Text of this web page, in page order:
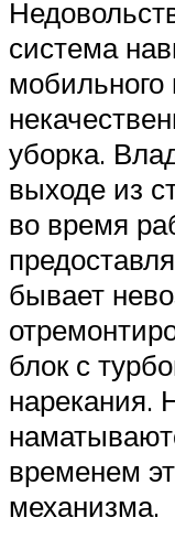
система
уборка.
выходе из
во время
бывает
блок с
нарекания.
временем
механизма.